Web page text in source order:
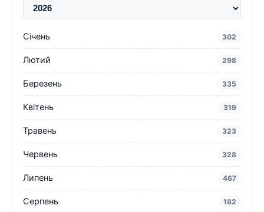
Січень 302
Лютий 298
Березень 335
Квітень 319
Травень 323
Червень 328
Липень 467
Серпень 182